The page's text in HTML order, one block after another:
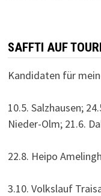
SAFFTI AUF
Kandidaten für
10.5. Salzhausen;
Nieder-Olm; 21.6.
22.8. Heipo
3.10. Volkslauf